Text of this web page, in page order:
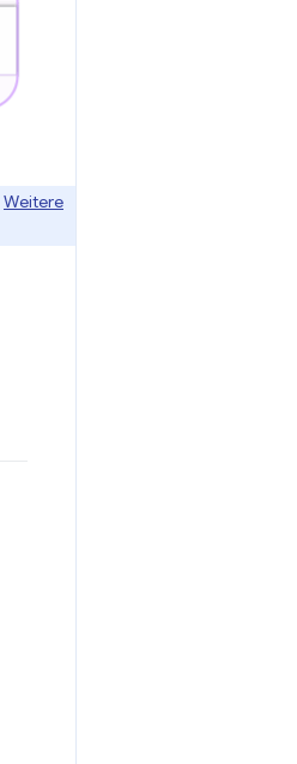
Weitere